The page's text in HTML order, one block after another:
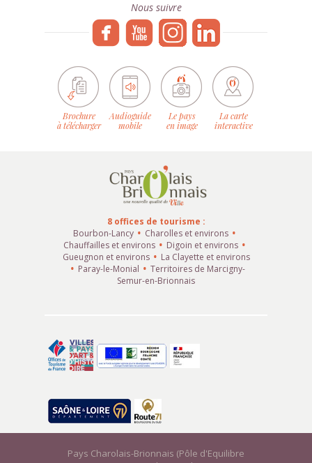
Nous suivre
Brochure
à télécharger
Audioguide
mobile
Le pays
en image
La carte
interactive
8 offices de tourisme :
Bourbon-Lancy
Charolles et environs
Chauffailles et environs
Digoin et environs
Gueugnon et environs
La Clayette et environs
Paray-le-Monial
Territoires de Marcigny-
Semur-en-Brionnais
Pays Charolais-Brionnais (Pôle d'Equilibre